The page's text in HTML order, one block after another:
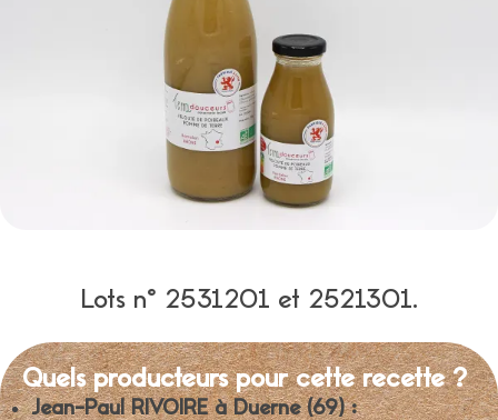
Lots n° 2531201 et 2521301.
Quels producteurs pour cette recette ?
Jean-Paul RIVOIRE à Duerne (69) :